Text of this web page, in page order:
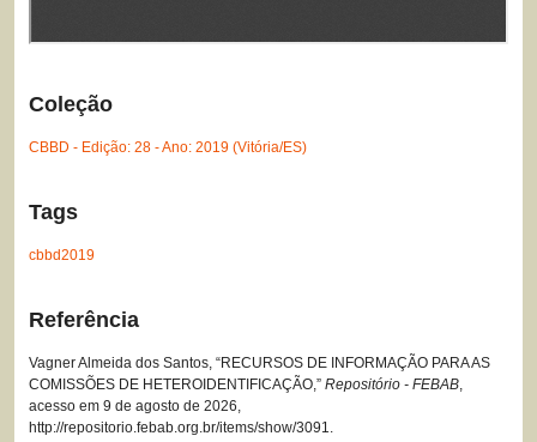
Coleção
CBBD - Edição: 28 - Ano: 2019 (Vitória/ES)
Tags
cbbd2019
Referência
Vagner Almeida dos Santos, “RECURSOS DE INFORMAÇÃO PARA AS
COMISSÕES DE HETEROIDENTIFICAÇÃO,” Repositório - FEBAB,
acesso em 9 de agosto de 2026,
http://repositorio.febab.org.br/items/show/3091.